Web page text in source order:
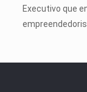
Executivo que